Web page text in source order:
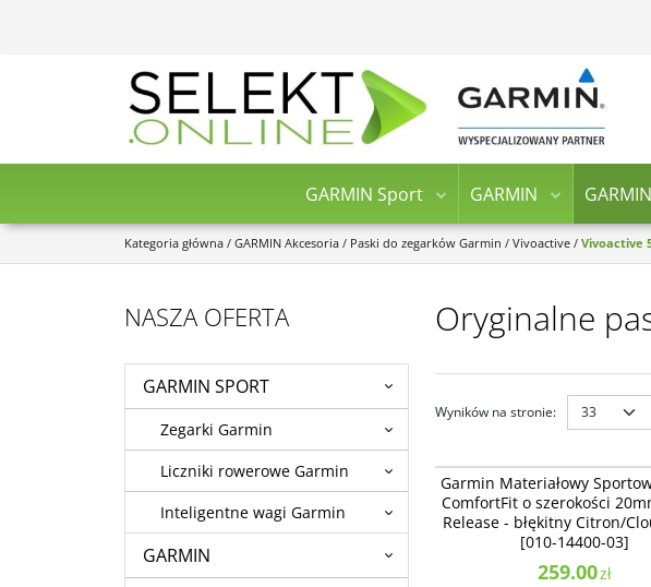
GARMIN Sport GARMIN
Kategoria główna / GARMIN Akcesoria / Paski do zegarków Garmin / Vivoactive / Vivoactive
Oryginalne
Wyników na stronie:
Garmin Materiałowy Sportowy
ComfortFit o szerokości 20mm Quick
błękitny Citron/Cloud blue [010-
Garmin Materiałowy
ComfortFit o szerokości
Release - błękitny Citron/
[010-14400-03]
259.00zł
NASZA OFERTA
GARMIN SPORT
Zegarki Garmin
Liczniki rowerowe Garmin
Inteligentne wagi Garmin
GARMIN